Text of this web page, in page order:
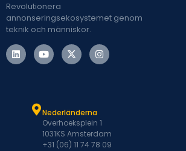
Revolutionera
annonseringsekosystemet genom
teknik och människor.
Nederländerna
Overhoeksplein 1
1031KS Amsterdam
+31 (06) 11 74 78 09